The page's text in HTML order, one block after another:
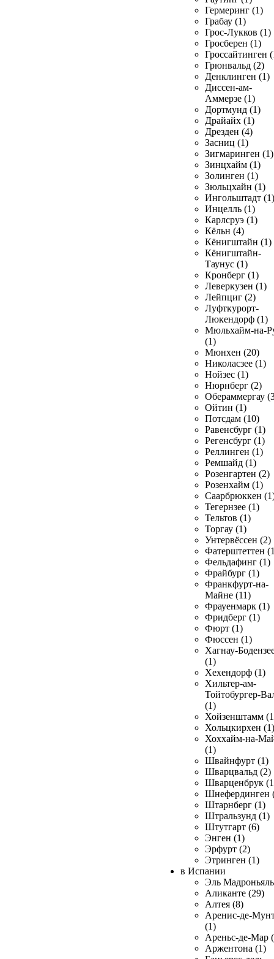
Гермеринг (1)
Грабау (1)
Грос-Лукков (1)
Гросберен (1)
Гроссайтинген
Грюнвальд (2)
Денклинген (1)
Диссен-ам-
Аммерзе (1)
Дортмунд (1)
Драйайх (1)
Дрезден (4)
Засниц (1)
Зигмаринген (1)
Зинцхайм (1)
Золинген (1)
Зюльцхайн (1)
Ингольштадт (1)
Инцелль (1)
Карлсруэ (1)
Кёльн (4)
Кёнигштайн (1)
Кёнигштайн-
Таунус (1)
Кронберг (1)
Леверкузен (1)
Лейпциг (2)
Луфткурорт-
Люкендорф (1)
Мюльхайм-на-
(1)
Мюнхен (20)
Николасзее (1)
Нойзес (1)
Нюрнберг (2)
Обераммергау
Ойтин (1)
Потсдам (10)
Равенсбург (1)
Регенсбург (1)
Реллинген (1)
Ремшайд (1)
Розенгартен (2)
Розенхайм (1)
Саарбрюккен
Тегернзее (1)
Тельтов (1)
Торгау (1)
Унтервёссен (2)
Фатерштеттен
Фельдафинг (1)
Фрайбург (1)
Франкфурт-на-
Майне (11)
Фрауенмарк (1)
Фридберг (1)
Фюрт (1)
Фюссен (1)
Хагнау-
(1)
Хехендорф (1)
Хильтер-ам-
Тойтобургер-
(1)
Хойзенштамм
Хольцкирхен (1)
Хоххайм-на-
(1)
Швайнфурт (1)
Шварцвальд (2)
Шварценбрук
Шнефердинген
Штарнберг (1)
Штральзунд (1)
Штутгарт (6)
Энген (1)
Эрфурт (2)
Этринген (1)
в Испании
Эль
Аликанте (29)
Алтея (8)
Аренис-де-
(1)
Ареньс-де-Мар
Аржентона (1)